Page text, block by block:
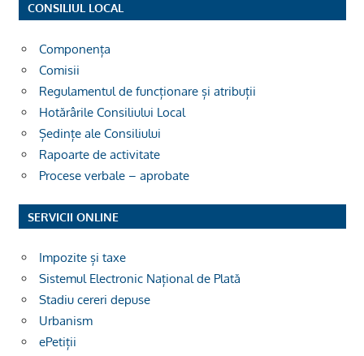
CONSILIUL LOCAL
Componența
Comisii
Regulamentul de funcționare și atribuții
Hotărârile Consiliului Local
Ședințe ale Consiliului
Rapoarte de activitate
Procese verbale – aprobate
SERVICII ONLINE
Impozite și taxe
Sistemul Electronic Național de Plată
Stadiu cereri depuse
Urbanism
ePetiții